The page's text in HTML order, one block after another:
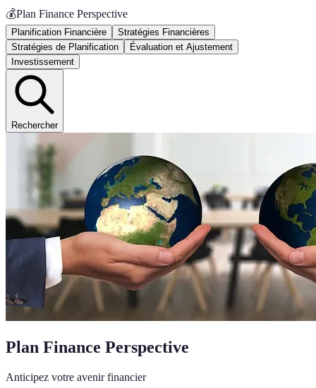
💰Plan Finance Perspective
Planification Financière
Stratégies Financières
Stratégies de Planification
Évaluation et Ajustement
Investissement
Rechercher
Plan Finance Perspective
Anticipez votre avenir financier